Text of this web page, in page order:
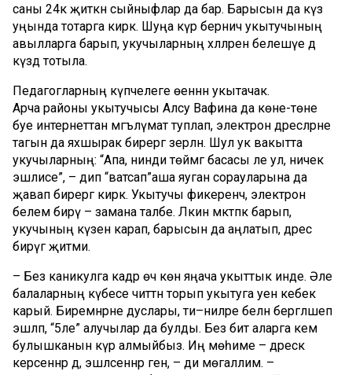
саны 24кә җиткән сыйныфлар да бар. Барысын да күз
уңында тотарга кирәк. Шуңа күрә берничә укытучының
авылларга барып, укучыларның хәлләрен белешүе дә
күздә тотыла.
Педагогларның күпчелеге өеннән укытачак.
Арча районы укытучысы Алсу Вафина да көне-төне
буе интернеттан мәгълүмат туплап, электрон дәресләрне
тагын да яхшырак бирергә әзерләнә. Шул ук вакытта
укучыларның: “Апа, нинди төймәгә басасы әле ул, ничек
эшлисе”, – дип “ватсап”аша яуган сорауларына да
җавап бирергә кирәк. Укытучы фикеренчә, электрон
белем бирү – замана таләбе. Ләкин мәктәпкә барып,
укучының күзенә карап, барысын да аңлатып, дәрес
бирүгә җитми.
– Без каникулга кадәр өч көн яңача укыттык инде. Әле
балаларның күбесе читтән торып укытуга уен кебек
карый. Биремнәрне дуслары, әти–әниләре белән бергәләшеп
эшләп, “5ле” алучылар да булды. Без бит аларга кем
булышканын күрә алмыйбыз. Иң мөһиме – дәрескә
керсеннәр дә, эшләсеннәр генә, – ди мөгаллимә. –